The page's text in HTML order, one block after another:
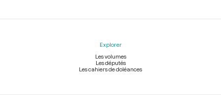
Explorer
Les volumes
Les députés
Les cahiers de doléances